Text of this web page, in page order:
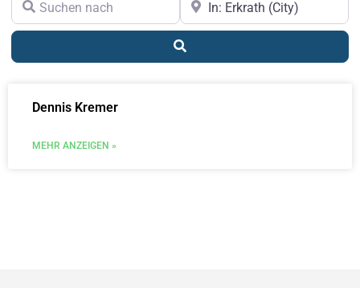
Dennis Kremer
MEHR ANZEIGEN »